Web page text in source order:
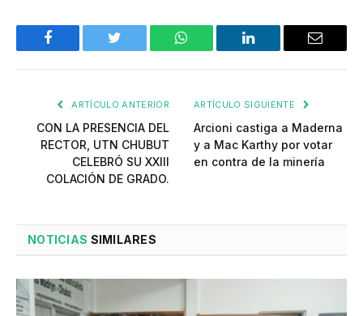
Facebook Twitter WhatsApp LinkedIn Email
ARTÍCULO ANTERIOR
CON LA PRESENCIA DEL
RECTOR, UTN CHUBUT
CELEBRÓ SU XXIII
COLACIÓN DE GRADO.
ARTÍCULO SIGUIENTE
Arcioni castiga a Maderna
y a Mac Karthy por votar
en contra de la minería
NOTICIAS SIMILARES